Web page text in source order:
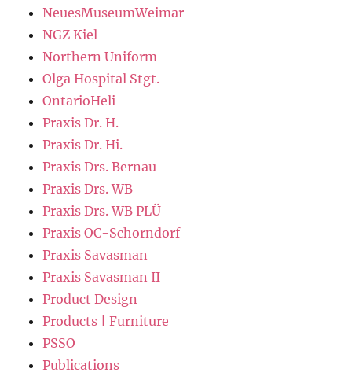
NeuesMuseumWeimar
NGZ Kiel
Northern Uniform
Olga Hospital Stgt.
OntarioHeli
Praxis Dr. H.
Praxis Dr. Hi.
Praxis Drs. Bernau
Praxis Drs. WB
Praxis Drs. WB PLÜ
Praxis OC-Schorndorf
Praxis Savasman
Praxis Savasman II
Product Design
Products | Furniture
PSSO
Publications